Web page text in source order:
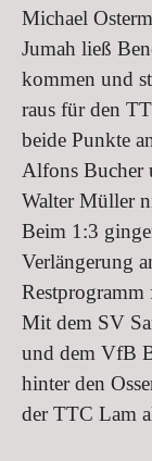
Michael
Jumah ließ
kommen und
raus für den
beide Punkte
Alfons Bucher
Walter Müller
Beim 1:3
Verlängerung
Restprogramm
Mit dem SV
und dem VfB
hinter den
der TTC Lam